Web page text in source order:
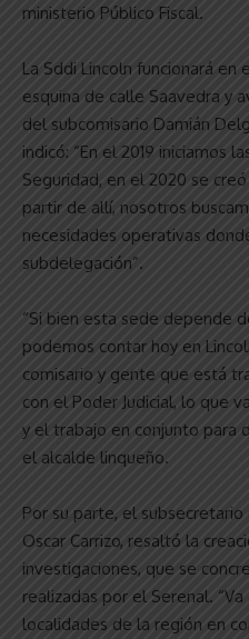
ministerio Público Fiscal.
La Sddi Lincoln funcionará
esquina de calle Saavedra y
del subcomisario Damián
indicó: “En el 2019 iniciamos
Seguridad, en el 2020 se
partir de allí, nosotros
necesidades operativas
subdelegación”.
“Si bien esta sede depende
podemos contar hoy en
comisario y gente que está
con el Poder Judicial, lo que
y el trabajo en conjunto para
el alcalde linqueño.
Por su parte, el subsecretario
Oscar Carrizo, resaltó la
investigaciones, que se
realizadas por el Serenal.
localidades de la región en